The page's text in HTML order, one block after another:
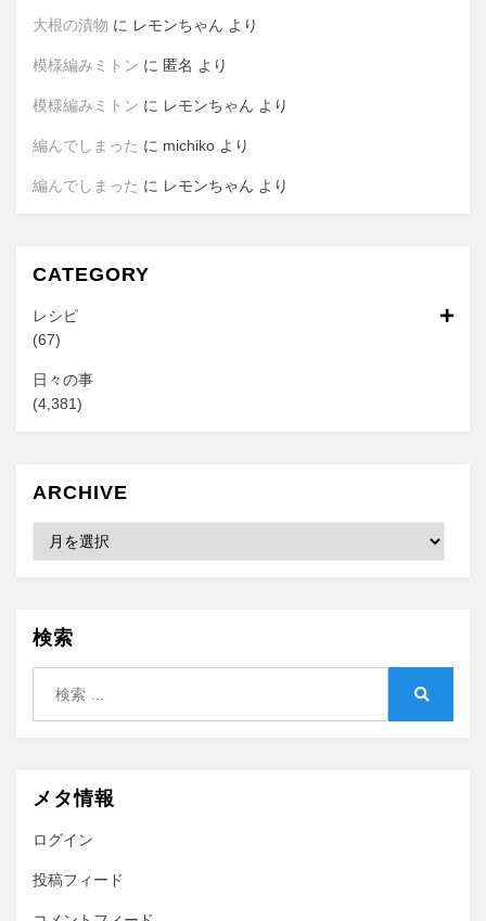
大根の漬物 に レモンちゃん より
模様編みミトン に 匿名 より
模様編みミトン に レモンちゃん より
編んでしまった に michiko より
編んでしまった に レモンちゃん より
CATEGORY
レシピ
(67)
日々の事
(4,381)
ARCHIVE
Archive
検索
メタ情報
ログイン
投稿フィード